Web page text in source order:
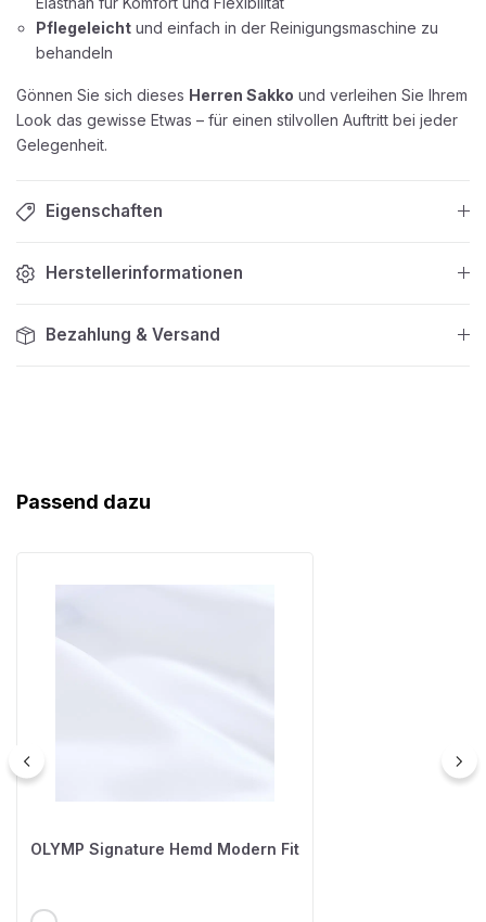
Pflegeleicht und einfach in der Reinigungsmaschine zu
behandeln
Gönnen Sie sich dieses Herren Sakko und verleihen Sie Ihrem
Look das gewisse Etwas – für einen stilvollen Auftritt bei jeder
Gelegenheit.
Eigenschaften
Herstellerinformationen
Bezahlung & Versand
Produktgalerie überspringen
Passend dazu
OLYMP Signature Hemd Modern Fit